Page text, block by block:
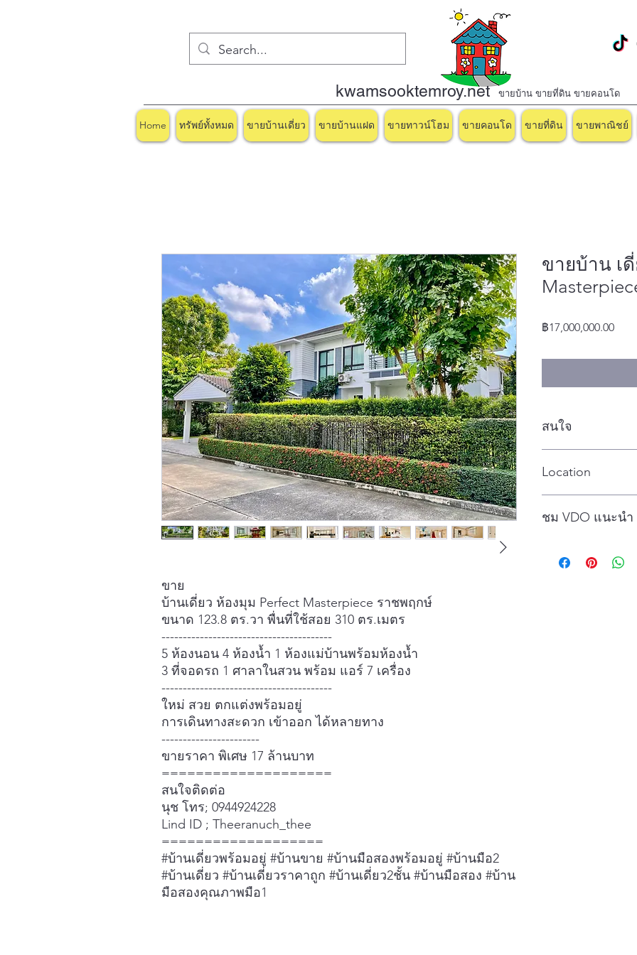
kwamsooktemroy.netขายบ้าน ขายที่ดิน ขายคอนโด
Home ทรัพย์ทั้งหมด ขายบ้านเดี่ยว ขายบ้านแฝด ขายทาวน์โฮม ขายคอนโด ขายที่ดิน ขายพาณิชย์
ขาย
บ้านเดี่ยว ห้องมุม Perfect Masterpiece ราชพฤกษ์
ขนาด 123.8 ตร.วา พื่นที่ใช้สอย 310 ตร.เมตร
----------------------------------------
5 ห้องนอน 4 ห้องน้ำ 1 ห้องแม่บ้านพร้อมห้องน้ำ
3 ที่จอดรถ 1 ศาลาในสวน พร้อม แอร์ 7 เครื่อง
----------------------------------------
ใหม่ สวย ตกแต่งพร้อมอยู่
การเดินทางสะดวก เข้าออก ได้หลายทาง
-----------------------
ขายราคา พิเศษ 17 ล้านบาท
====================
สนใจติดต่อ
นุช โทร; 0944924228
Lind ID ; Theeranuch_thee
===================
#บ้านเดี่ยวพร้อมอยู่ #บ้านขาย #บ้านมือสองพร้อมอยู่ #บ้านมือ2
#บ้านเดี่ยว #บ้านเดี่ยวราคาถูก #บ้านเดี่ยว2ชั้น #บ้านมือสอง #บ้าน
มือสองคุณภาพมือ1
ขายบ้าน เ
฿17,000,000.00ราคา
สนใจ
Location
ชม VDO แนะนำ